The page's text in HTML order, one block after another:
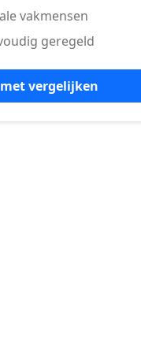
vakmensen
geregeld
vergelijken